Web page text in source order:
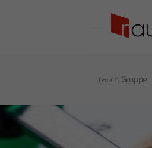
rauch Gruppe